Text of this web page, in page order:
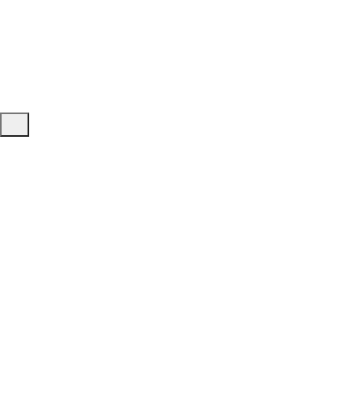
Ajuda i accés ràpid